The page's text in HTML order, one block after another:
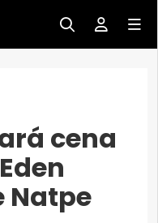
cena
Natpe